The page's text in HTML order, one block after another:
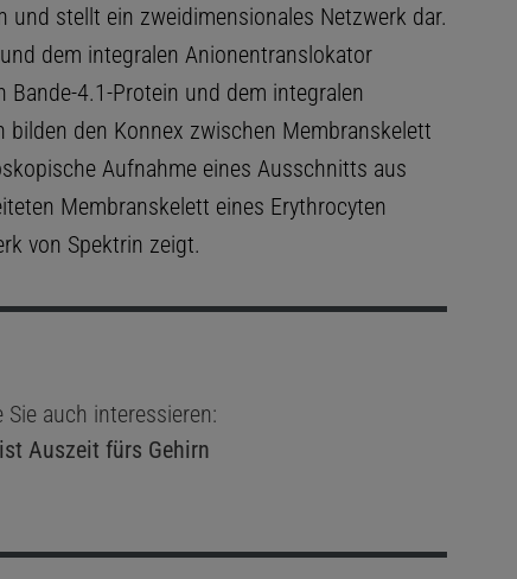
und stellt ein zweidimensionales Netzwerk dar.
dem integralen Anionentranslokator
Bande-4.1-Protein und dem integralen
bilden den Konnex zwischen Membranskelett
Aufnahme eines Ausschnitts aus
Membranskelett eines Erythrocyten
von Spektrin zeigt.
Sie auch interessieren:
Auszeit fürs Gehirn